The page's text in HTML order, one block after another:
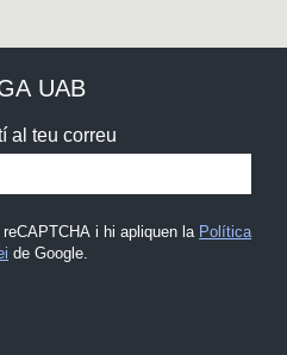
UAB
al teu correu
i hi apliquen la Política
de Google.